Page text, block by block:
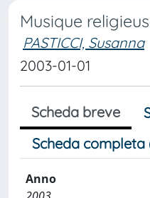
Musique
PASTICCI, Susanna
2003-01-01
Scheda breve
Scheda completa
Anno